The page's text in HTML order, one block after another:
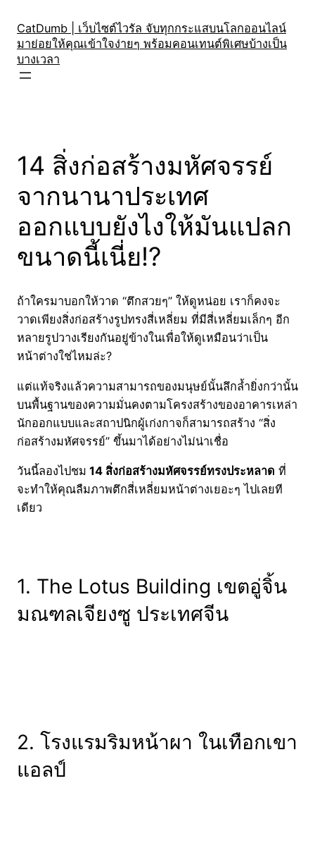
content
CatDumb | เว็บไซต์ไวรัล จับทุกกระแสบนโลกออนไลน์
มาย่อยให้คุณเข้าใจง่ายๆ พร้อมคอนเทนต์พิเศษบ้างเป็น
บางเวลา
14 สิ่งก่อสร้างมหัศจรรย์
จากนานาประเทศ
ออกแบบยังไงให้มันแปลก
ขนาดนี้เนี่ย!?
ถ้าใครมาบอกให้วาด “ตึกสวยๆ” ให้ดูหน่อย เราก็คงจะ
วาดเพียงสิ่งก่อสร้างรูปทรงสี่เหลี่ยม ที่มีสี่เหลี่ยมเล็กๆ อีก
หลายรูปวางเรียงกันอยู่ข้างในเพื่อให้ดูเหมือนว่าเป็น
หน้าต่างใช่ไหมล่ะ?
แต่แท้จริงแล้วความสามารถของมนุษย์นั้นลึกล้ำยิ่งกว่านั้น
บนพื้นฐานของความมั่นคงตามโครงสร้างของอาคารเหล่า
นักออกแบบและสถาปนิกผู้เก่งกาจก็สามารถสร้าง “สิ่ง
ก่อสร้างมหัศจรรย์” ขึ้นมาได้อย่างไม่น่าเชื่อ
วันนี้ลองไปชม 14 สิ่งก่อสร้างมหัศจรรย์ทรงประหลาด ที่
จะทำให้คุณลืมภาพตึกสี่เหลี่ยมหน้าต่างเยอะๆ ไปเลยที
เดียว
1. The Lotus Building เขตอู่จิ้น
มณฑลเจียงซู ประเทศจีน
2. โรงแรมริมหน้าผา ในเทือกเขา
แอลป์